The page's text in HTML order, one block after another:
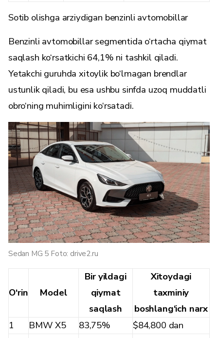
Sotib olishga arziydigan benzinli avtomobillar
Benzinli avtomobillar segmentida o‘rtacha qiymat
saqlash ko‘rsatkichi 64,1% ni tashkil qiladi.
Yetakchi guruhda xitoylik bo‘lmagan brendlar
ustunlik qiladi, bu esa ushbu sinfda uzoq muddatli
obro‘ning muhimligini ko‘rsatadi.
Sedan MG 5 Foto: drive2.ru
O‘rin Model
Bir yildagi
qiymat
saqlash
Xitoydagi
taxminiy
boshlang‘ich narx
1
BMW X5 83,75%
$84,800 dan